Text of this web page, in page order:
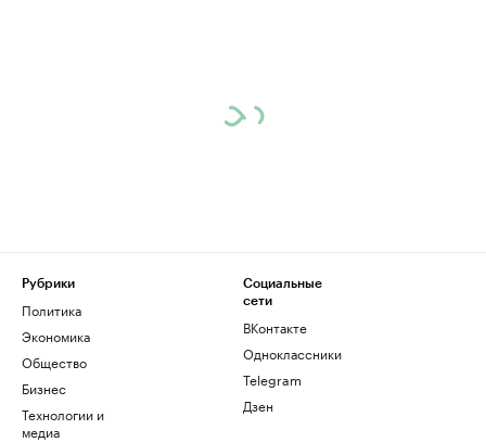
Рубрики
Политика
Экономика
Общество
Бизнес
Технологии и
медиа
Социальные
сети
ВКонтакте
Одноклассники
Telegram
Дзен